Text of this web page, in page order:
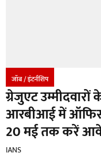
जॉब / इंटर्नशिप
ग्रेजुएट
आरबीआई में
20 मई तक करें
IANS